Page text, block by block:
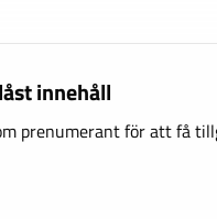
innehåll
prenumerant för att få